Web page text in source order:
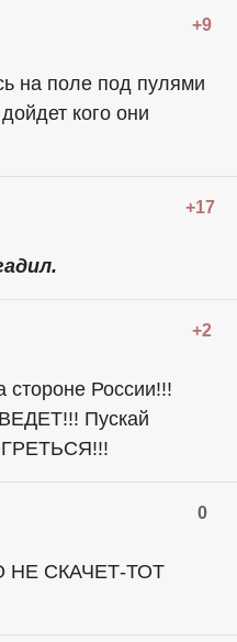
+9
на поле под пулями
кого они
+17
+2
России!!!
Пускай
0
НЕ СКАЧЕТ-ТОТ